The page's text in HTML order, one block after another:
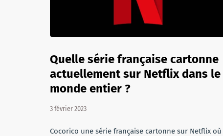
Quelle série française cartonne
actuellement sur Netflix dans le
monde entier ?
3 février 2023
Cocorico une série française cartonne sur Netflix où